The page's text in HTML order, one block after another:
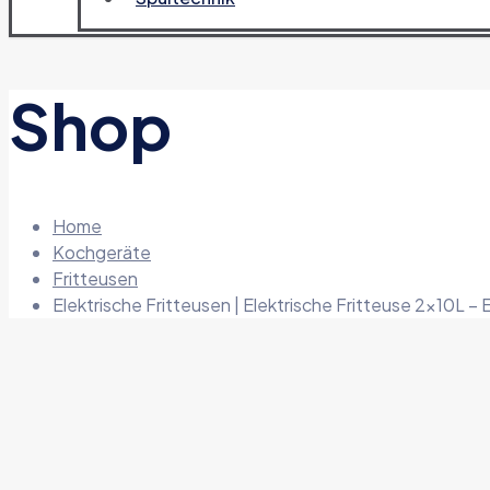
Shop
Home
Kochgeräte
Fritteusen
Elektrische Fritteusen | Elektrische Fritteuse 2x10L –